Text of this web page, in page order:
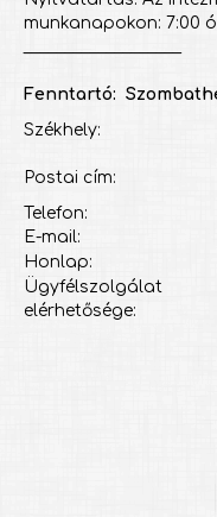
munkanapokon: 7:00
Fenntartó:
Székhely:
Postai cím:
Telefon:
E-mail:
Honlap:
Ügyfélszolgálat
elérhetősége: